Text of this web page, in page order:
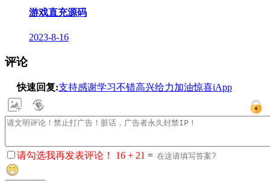
游戏直充源码
2023-8-16
评论
快速回复:支持感谢学习不错高兴给力加油惊喜iApp
请勾选我再发表评论！ 16 + 21 =